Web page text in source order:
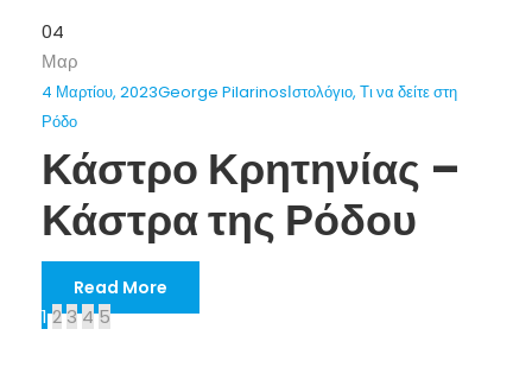
04
Μαρ
4 Μαρτίου, 2023George PilarinosΙστολόγιο, Τι να δείτε στη
Ρόδο
Κάστρο Κρητηνίας –
Κάστρα της Ρόδου
Read More
1 2 3 4 5